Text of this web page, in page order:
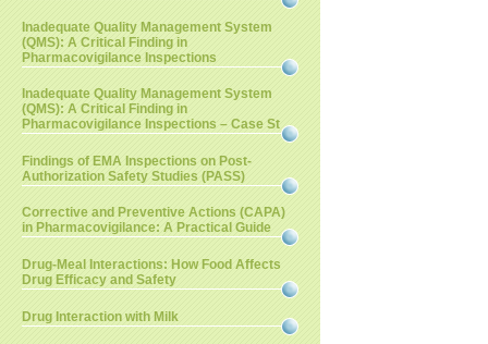
Inadequate Quality Management System
(QMS): A Critical Finding in
Pharmacovigilance Inspections
Inadequate Quality Management System
(QMS): A Critical Finding in
Pharmacovigilance Inspections – Case St
Findings of EMA Inspections on Post-
Authorization Safety Studies (PASS)
Corrective and Preventive Actions (CAPA)
in Pharmacovigilance: A Practical Guide
Drug-Meal Interactions: How Food Affects
Drug Efficacy and Safety
Drug Interaction with Milk